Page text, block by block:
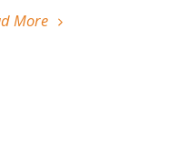
More